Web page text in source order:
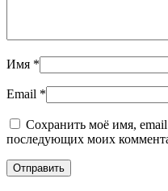
Имя *
Email *
Сохранить моё имя, email
последующих моих